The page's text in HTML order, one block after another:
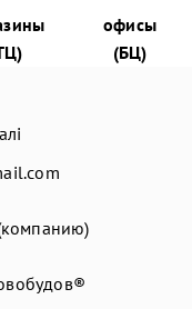
офисы
(БЦ)